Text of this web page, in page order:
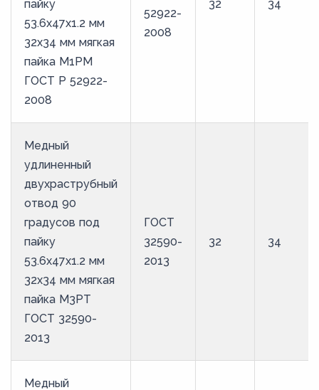
пайку
53.6х47х1.2 мм
32х34 мм мягкая
пайка М1РМ
ГОСТ Р 52922-
2008
52922-
2008
32 34
Медный
удлиненный
двухраструбный
отвод 90
градусов под
пайку
53.6х47х1.2 мм
32х34 мм мягкая
пайка М3РТ
ГОСТ 32590-
2013
ГОСТ
32590-
2013
32 34
Медный